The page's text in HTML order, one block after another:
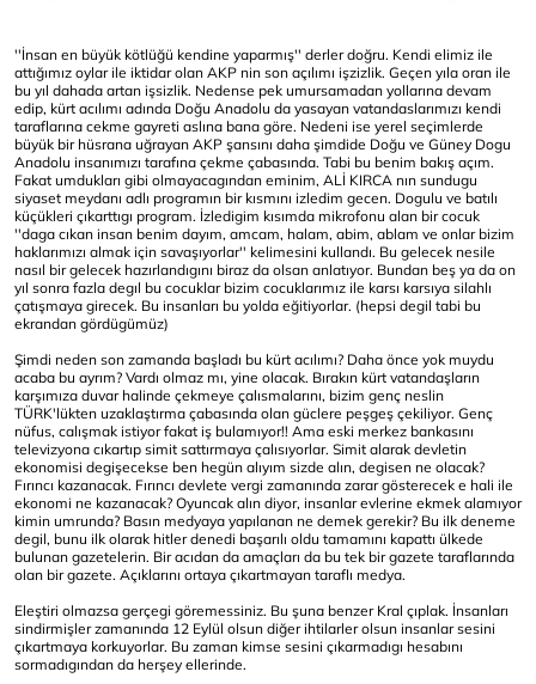
''İnsan en büyük kötlüğü kendine yaparmış'' derler doğru. Kendi elimiz ile
attığımız oylar ile iktidar olan AKP nin son açılımı işzizlik. Geçen yıla oran ile
bu yıl dahada artan işsizlik. Nedense pek umursamadan yollarına devam
edip, kürt acılımı adında Doğu Anadolu da yasayan vatandaslarımızı kendi
taraflarına cekme gayreti aslına bana göre. Nedeni ise yerel seçimlerde
büyük bir hüsrana uğrayan AKP şansını daha şimdide Doğu ve Güney Dogu
Anadolu insanımızı tarafına çekme çabasında. Tabi bu benim bakış açım.
Fakat umdukları gibi olmayacagından eminim, ALİ KIRCA nın sundugu
siyaset meydanı adlı programın bir kısmını izledim gecen. Dogulu ve batılı
küçükleri çıkarttıgı program. İzledigim kısımda mikrofonu alan bir cocuk
''daga cıkan insan benim dayım, amcam, halam, abim, ablam ve onlar bizim
haklarımızı almak için savaşıyorlar'' kelimesini kullandı. Bu gelecek nesile
nasıl bir gelecek hazırlandıgını biraz da olsan anlatıyor. Bundan beş ya da on
yıl sonra fazla degıl bu cocuklar bizim cocuklarımız ile karsı karsıya silahlı
çatışmaya girecek. Bu insanları bu yolda eğitiyorlar. (hepsi degil tabi bu
ekrandan gördügümüz)
Şimdi neden son zamanda başladı bu kürt acılımı? Daha önce yok muydu
acaba bu ayrım? Vardı olmaz mı, yine olacak. Bırakın kürt vatandaşların
karşımıza duvar halinde çekmeye çalısmalarını, bizim genç neslin
TÜRK'lükten uzaklaştırma çabasında olan güclere peşgeş çekiliyor. Genç
nüfus, calışmak istiyor fakat iş bulamıyor!! Ama eski merkez bankasını
televizyona cıkartıp simit sattırmaya çalısıyorlar. Simit alarak devletin
ekonomisi degişecekse ben hegün alıyım sizde alın, degisen ne olacak?
Fırıncı kazanacak. Fırıncı devlete vergi zamanında zarar gösterecek e hali ile
ekonomi ne kazanacak? Oyuncak alın diyor, insanlar evlerine ekmek alamıyor
kimin umrunda? Basın medyaya yapılanan ne demek gerekir? Bu ilk deneme
degil, bunu ilk olarak hitler denedi başarılı oldu tamamını kapattı ülkede
bulunan gazetelerin. Bir acıdan da amaçları da bu tek bir gazete taraflarında
olan bir gazete. Açıklarını ortaya çıkartmayan taraflı medya.
Eleştiri olmazsa gerçegi göremessiniz. Bu şuna benzer Kral çıplak. İnsanları
sindirmişler zamanında 12 Eylül olsun diğer ihtilarler olsun insanlar sesini
çıkartmaya korkuyorlar. Bu zaman kimse sesini çıkarmadıgı hesabını
sormadıgından da herşey ellerinde.